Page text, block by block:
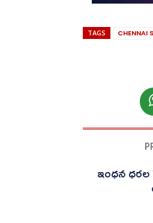
TAGS CHENNAI
ఇంధన ధరల